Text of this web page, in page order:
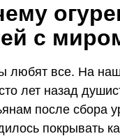
с
любят все. На
лет назад
после сбора
покрывать